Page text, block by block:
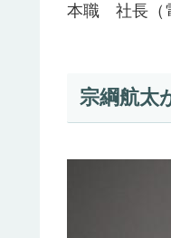
本職 社長（
宗綱航太